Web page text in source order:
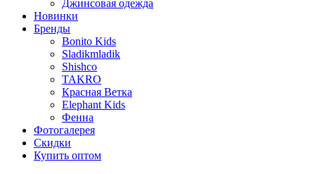
Джинсовая одежда
Новинки
Бренды
Bonito Kids
Sladikmladik
Shishco
TAKRO
Красная Ветка
Elephant Kids
Фенна
Фотогалерея
Скидки
Купить оптом